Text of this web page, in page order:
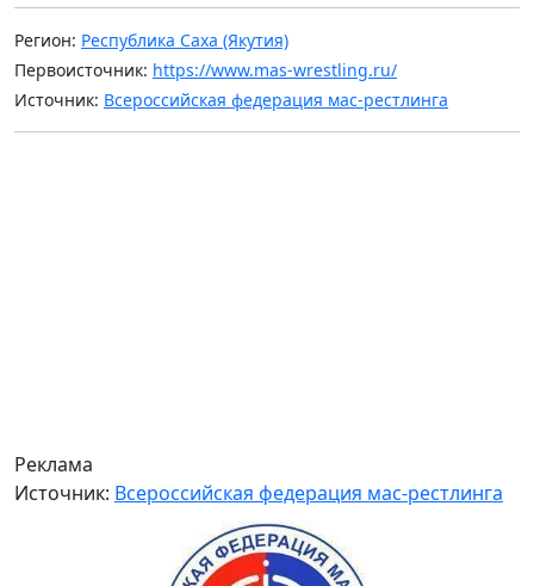
Регион: Республика Саха (Якутия)
Первоисточник: https://www.mas-wrestling.ru/
Источник: Всероссийская федерация мас-рестлинга
Реклама
Источник: Всероссийская федерация мас-рестлинга